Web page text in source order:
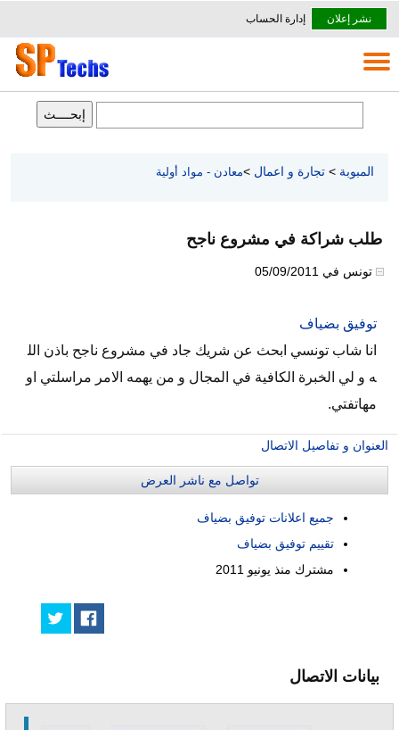
نشر إعلان إدارة الحساب
المبوبة > تجارة و اعمال >معادن - مواد أولية
طلب شراكة في مشروع ناجح
تونس في 05/09/2011
توفيق بضياف
انا شاب تونسي ابحث عن شريك جاد في مشروع ناجح باذن الل
ه و لي الخبرة الكافية في المجال و من يهمه الامر مراسلتي او
مهاتفتي.
العنوان و تفاصيل الاتصال
تواصل مع ناشر العرض
جميع اعلانات توفيق بضياف
تقييم توفيق بضياف
مشترك منذ يونيو 2011
بيانات الاتصال